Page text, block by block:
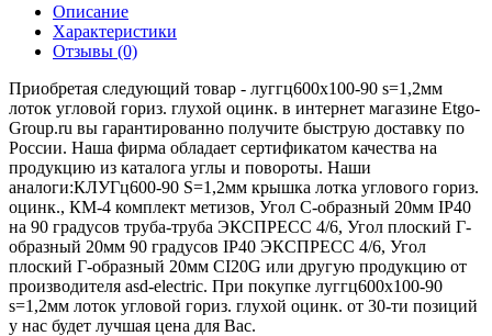
Описание
Характеристики
Отзывы (0)
Приобретая следующий товар - луггц600х100-90 s=1,2мм
лоток угловой гориз. глухой оцинк. в интернет магазине Etgo-
Group.ru вы гарантированно получите быструю доставку по
России. Наша фирма обладает сертификатом качества на
продукцию из каталога углы и повороты. Наши
аналоги:КЛУГц600-90 S=1,2мм крышка лотка углового гориз.
оцинк., КМ-4 комплект метизов, Угол С-образный 20мм IP40
на 90 градусов труба-труба ЭКСПРЕСС 4/6, Угол плоский Г-
образный 20мм 90 градусов IP40 ЭКСПРЕСС 4/6, Угол
плоский Г-образный 20мм CI20G или другую продукцию от
производителя asd-electric. При покупке луггц600х100-90
s=1,2мм лоток угловой гориз. глухой оцинк. от 30-ти позиций
у нас будет лучшая цена для Вас.